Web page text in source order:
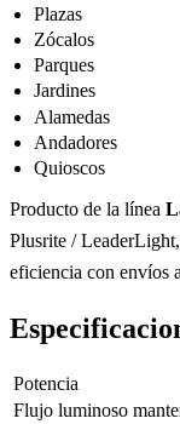
Plazas
Zócalos
Parques
Jardines
Alamedas
Andadores
Quioscos
Producto de la línea
Plusrite /
eficiencia con envíos
Potencia
Flujo luminoso